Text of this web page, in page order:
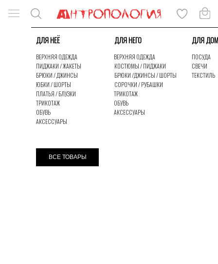
ДЛЯ НЕЁ ДЛЯ НЕГО ДЛЯ
ОБУВЬ
АКСЕССУАРЫ
ВЕРХНЯЯ ОДЕЖДА
ОБУВЬ
АКСЕССУАРЫ
ПОСУДА
ВСЕ ТОВАРЫ
СВЕЧИ
ТЕКСТИЛЬ
КОСТЮМЫ / ПИДЖАКИ
ТРИКОТАЖ
БРЮКИ /ДЖИНСЫ / ШОРТЫ
СОРОЧКИ / РУБАШКИ
ВЕРХНЯЯ ОДЕЖДА
ПИДЖАКИ / ЖАКЕТЫ
ТРИКОТАЖ
БРЮКИ / ДЖИНСЫ
ПЛАТЬЯ / БЛУЗКИ
ЮБКИ / ШОРТЫ